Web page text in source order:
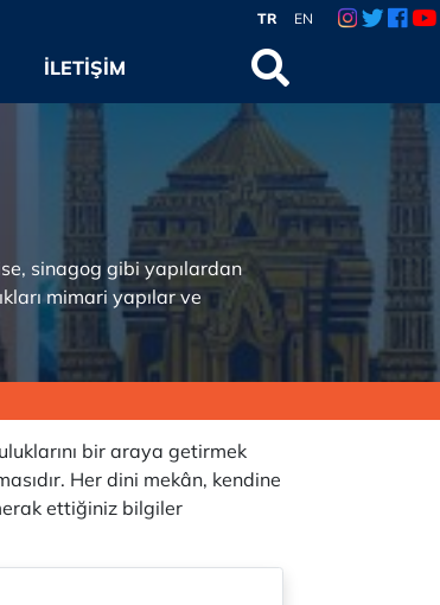
TR EN
İLETIŞIM
sinagog gibi yapılardan
mimari yapılar ve
bir araya getirmek
Her dini mekân, kendine
ettiğiniz bilgiler